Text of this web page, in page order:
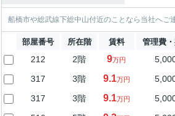
船橋市や総武線下総中山付近のことなら当社へご
部屋番号 所在階 賃料 管理費
212 2階 9万円
317 3階 9.1万円
317 3階 9.1万円